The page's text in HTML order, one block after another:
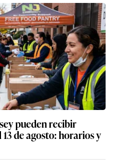
pueden recibir
de agosto: horarios y